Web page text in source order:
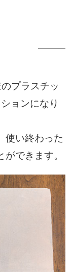
プラスチッ
ョンになり
使い終わった
できます。